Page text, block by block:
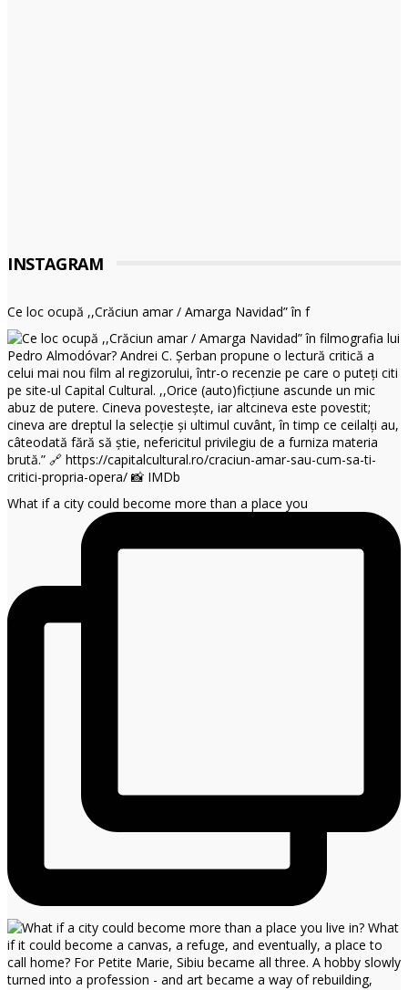
INSTAGRAM
Ce loc ocupă ,,Crăciun amar / Amarga Navidad” în f
What if a city could become more than a place you